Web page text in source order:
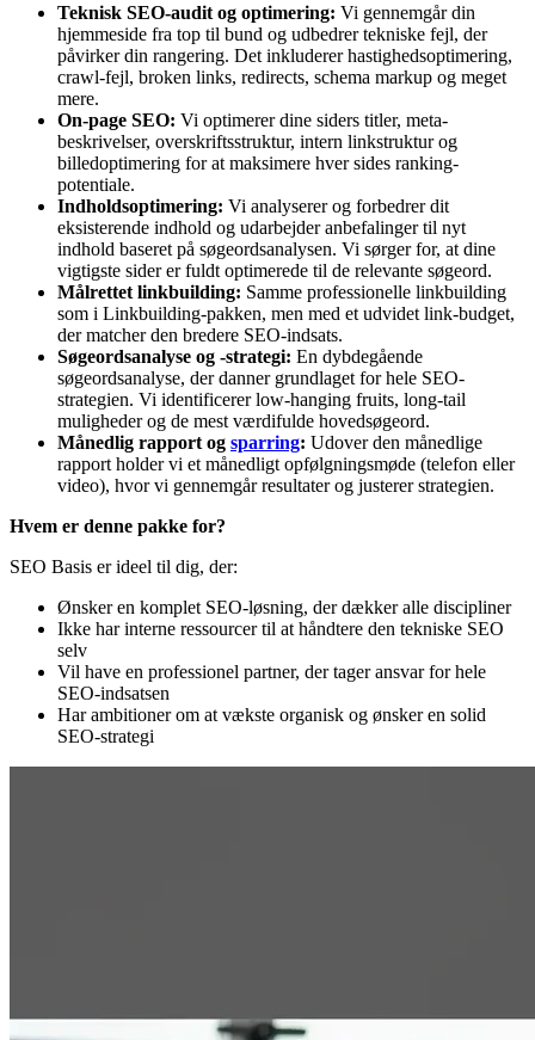
Teknisk SEO-audit og optimering: Vi gennemgår din
hjemmeside fra top til bund og udbedrer tekniske fejl, der
påvirker din rangering. Det inkluderer hastighedsoptimering,
crawl-fejl, broken links, redirects, schema markup og meget
mere.
On-page SEO: Vi optimerer dine siders titler, meta-
beskrivelser, overskriftsstruktur, intern linkstruktur og
billedoptimering for at maksimere hver sides ranking-
potentiale.
Indholdsoptimering: Vi analyserer og forbedrer dit
eksisterende indhold og udarbejder anbefalinger til nyt
indhold baseret på søgeordsanalysen. Vi sørger for, at dine
vigtigste sider er fuldt optimerede til de relevante søgeord.
Målrettet linkbuilding: Samme professionelle linkbuilding
som i Linkbuilding-pakken, men med et udvidet link-budget,
der matcher den bredere SEO-indsats.
Søgeordsanalyse og -strategi: En dybdegående
søgeordsanalyse, der danner grundlaget for hele SEO-
strategien. Vi identificerer low-hanging fruits, long-tail
muligheder og de mest værdifulde hovedsøgeord.
Månedlig rapport og sparring: Udover den månedlige
rapport holder vi et månedligt opfølgningsmøde (telefon eller
video), hvor vi gennemgår resultater og justerer strategien.
Hvem er denne pakke for?
SEO Basis er ideel til dig, der:
Ønsker en komplet SEO-løsning, der dækker alle discipliner
Ikke har interne ressourcer til at håndtere den tekniske SEO
selv
Vil have en professionel partner, der tager ansvar for hele
SEO-indsatsen
Har ambitioner om at vækste organisk og ønsker en solid
SEO-strategi